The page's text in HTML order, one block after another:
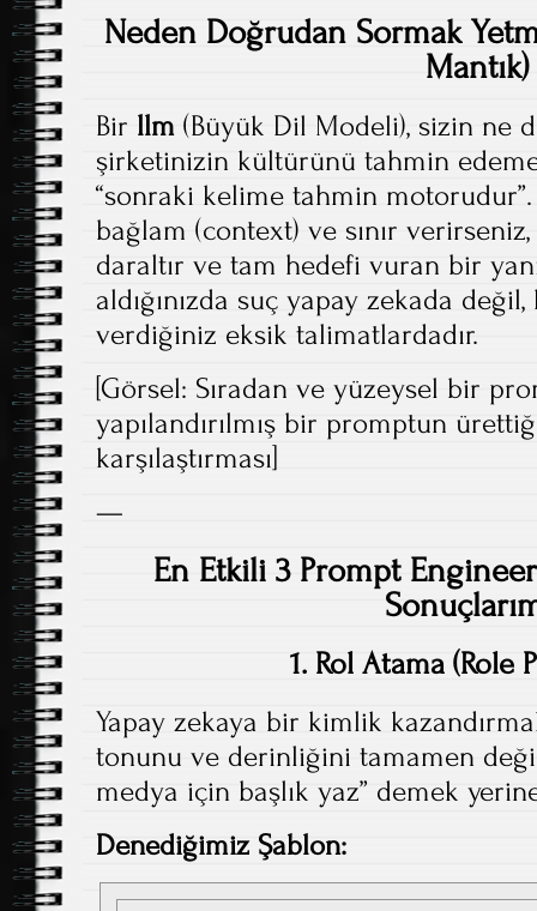
Neden Doğrudan Sormak
Mantık)
Bir llm (Büyük Dil Modeli), sizin ne
şirketinizin kültürünü tahmin
“sonraki kelime tahmin
bağlam (context) ve sınır
daraltır ve tam hedefi vuran bir
aldığınızda suç yapay zekada
verdiğiniz eksik talimatlardadır.
[Görsel: Sıradan ve yüzeysel bir
yapılandırılmış bir promptun
karşılaştırması]
—
En Etkili 3 Prompt
1. Rol Atama (Role
Yapay zekaya bir kimlik
tonunu ve derinliğini tamamen
medya için başlık yaz” demek
Denediğimiz Şablon: